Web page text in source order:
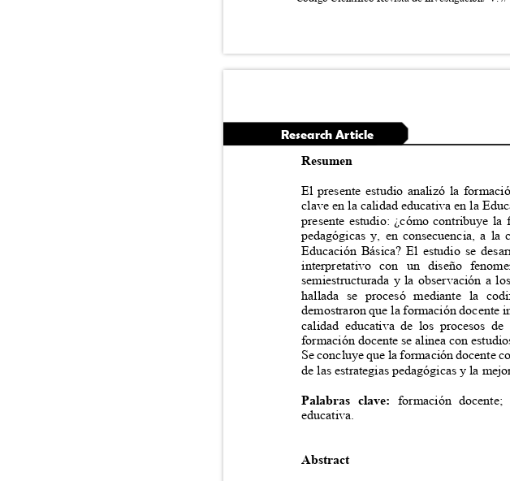
Research Article
Resumen
El presente estudio analizó la
clave en la calidad educativa en la
presente estudio: ¿cómo contribuye
pedagógicas y, en consecuencia, a la
Educación Básica? El estudio se
interpretativo con un diseño
semiestructurada y la observación a
hallada se procesó mediante la
demostraron que la formación docente
calidad educativa de los procesos
formación docente se alinea con
Se concluye que la formación docente
de las estrategias pedagógicas y la
Palabras clave:formación
educativa.
Abstract